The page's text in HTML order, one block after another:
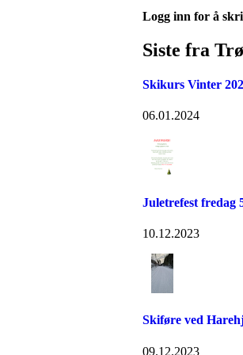
Logg inn for å
Siste fra
Skikurs Vinter
06.01.2024
Juletrefest fredag
10.12.2023
Skiføre ved
09.12.2023